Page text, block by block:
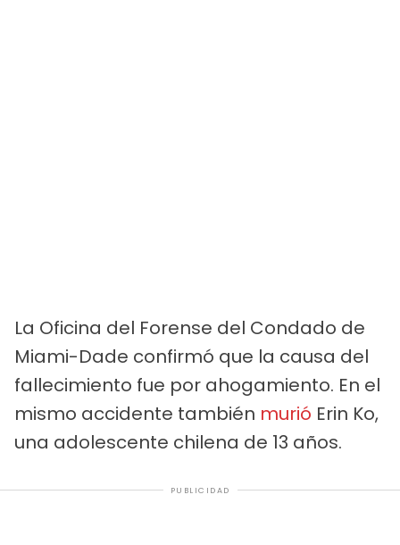
La Oficina del Forense del Condado de
Miami-Dade confirmó que la causa del
fallecimiento fue por ahogamiento. En el
mismo accidente también murió Erin Ko,
una adolescente chilena de 13 años.
PUBLICIDAD